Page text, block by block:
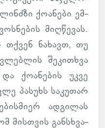
ქო­ა­ნები ემ­
მიღ­წე­ვას.
თქვენ ნა­ხავთ, თუ
შე­კი­თხვა
ქო­ა­ნე­ბის უკვე
პა­სუხს სა­კუ­თარ
ად­გი­ლას
მის­თვის გან­სხვა­